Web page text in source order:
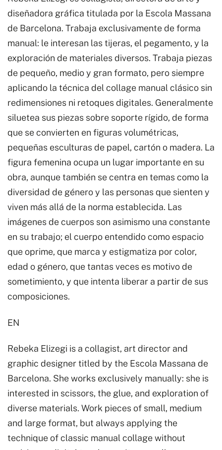
cantidad
diseñadora gráfica titulada por la Escola Massana
de Barcelona. Trabaja exclusivamente de forma
manual: le interesan las tijeras, el pegamento, y la
exploración de materiales diversos. Trabaja piezas
de pequeño, medio y gran formato, pero siempre
aplicando la técnica del collage manual clásico sin
redimensiones ni retoques digitales. Generalmente
siluetea sus piezas sobre soporte rígido, de forma
que se convierten en figuras volumétricas,
pequeñas esculturas de papel, cartón o madera. La
figura femenina ocupa un lugar importante en su
obra, aunque también se centra en temas como la
diversidad de género y las personas que sienten y
viven más allá de la norma establecida. Las
imágenes de cuerpos son asimismo una constante
en su trabajo; el cuerpo entendido como espacio
que oprime, que marca y estigmatiza por color,
edad o género, que tantas veces es motivo de
sometimiento, y que intenta liberar a partir de sus
composiciones.
EN
Rebeka Elizegi is a collagist, art director and
graphic designer titled by the Escola Massana de
Barcelona. She works exclusively manually: she is
interested in scissors, the glue, and exploration of
diverse materials. Work pieces of small, medium
and large format, but always applying the
technique of classic manual collage without